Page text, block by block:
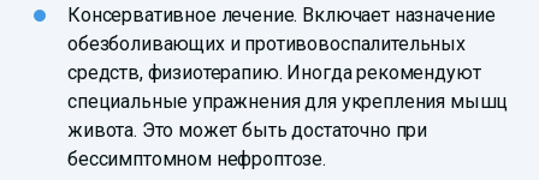
Консервативное лечение. Включает назначение
обезболивающих и противовоспалительных
средств, физиотерапию. Иногда рекомендуют
специальные упражнения для укрепления мышц
живота. Это может быть достаточно при
бессимптомном нефроптозе.